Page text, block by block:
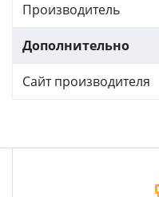
Производитель
Дополнительно
Сайт производителя